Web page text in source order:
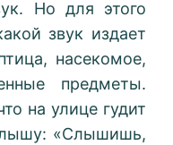
Но для этого
звук издает
насекомое,
предметы.
на улице гудит
«Слышишь,